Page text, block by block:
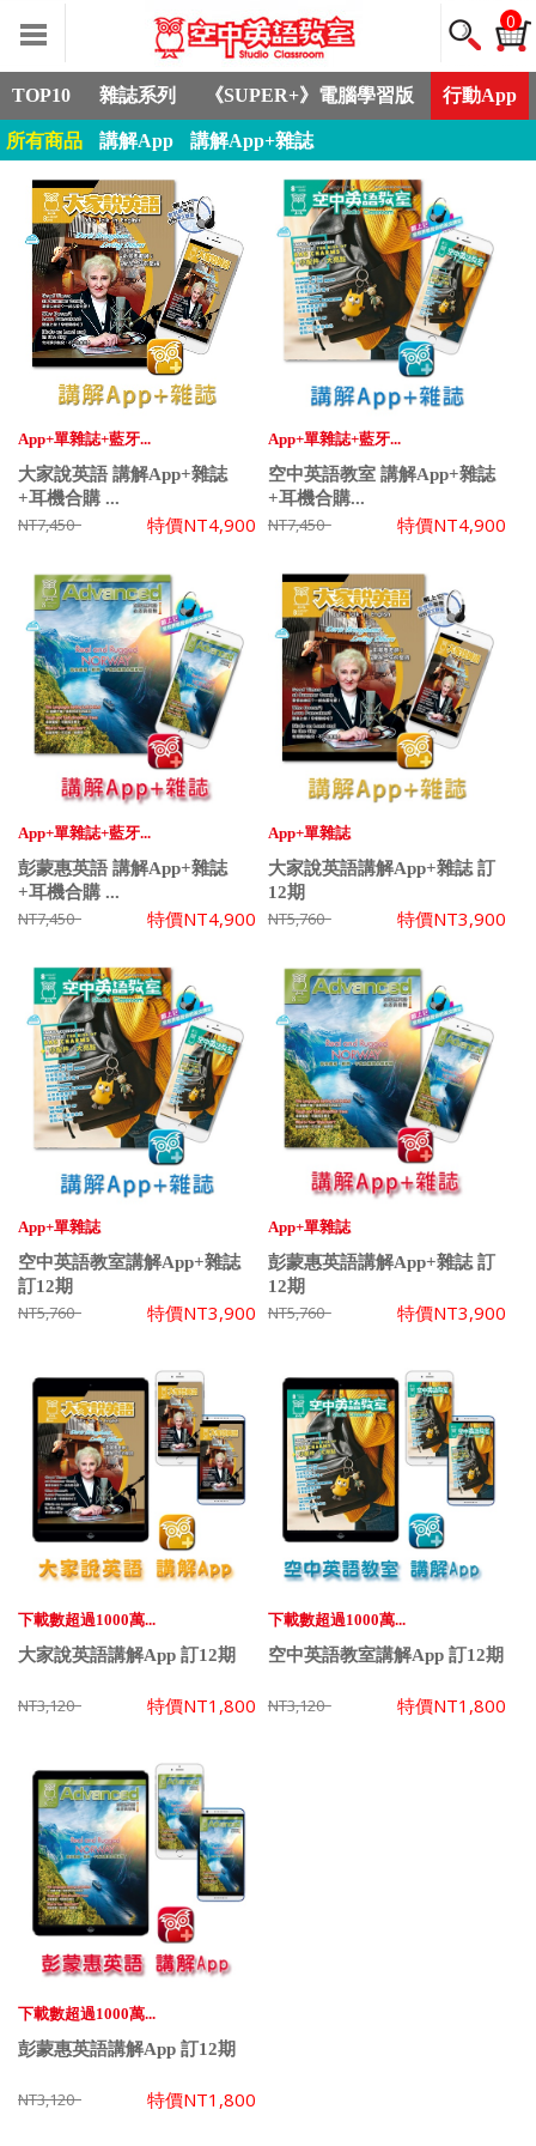
0
TOP10 雜誌系列 《SUPER+》電腦學習版 行動App
所有商品 講解App 講解App+雜誌
App+單雜誌+藍牙...
大家說英語 講解App+雜誌
+耳機合購 ...
NT7,450 特價NT4,900
App+單雜誌+藍牙...
空中英語教室 講解App+雜誌
+耳機合購...
NT7,450 特價NT4,900
App+單雜誌+藍牙...
彭蒙惠英語 講解App+雜誌
+耳機合購 ...
NT7,450 特價NT4,900
App+單雜誌
大家說英語講解App+雜誌 訂
12期
NT5,760 特價NT3,900
App+單雜誌
空中英語教室講解App+雜誌
訂12期
NT5,760 特價NT3,900
App+單雜誌
彭蒙惠英語講解App+雜誌 訂
12期
NT5,760 特價NT3,900
下載數超過1000萬...
大家說英語講解App 訂12期
NT3,120 特價NT1,800
下載數超過1000萬...
空中英語教室講解App 訂12期
NT3,120 特價NT1,800
下載數超過1000萬...
彭蒙惠英語講解App 訂12期
NT3,120 特價NT1,800